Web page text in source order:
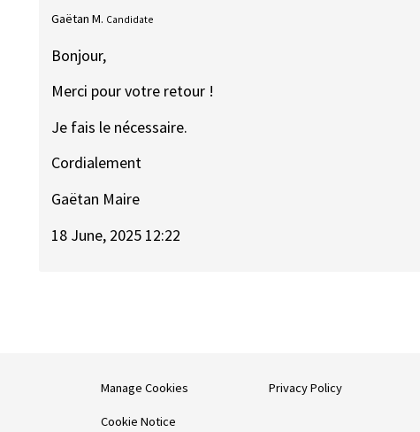
Gaëtan M. Candidate
Bonjour,
Merci pour votre retour !
Je fais le nécessaire.
Cordialement
Gaëtan Maire
18 June, 2025 12:22
Manage Cookies
Cookie Notice
Privacy Policy